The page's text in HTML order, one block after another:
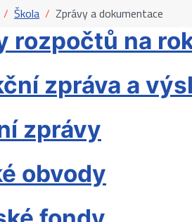
Škola Zprávy a dokumentace
rozpočtů na
zpráva a
zprávy
obvody